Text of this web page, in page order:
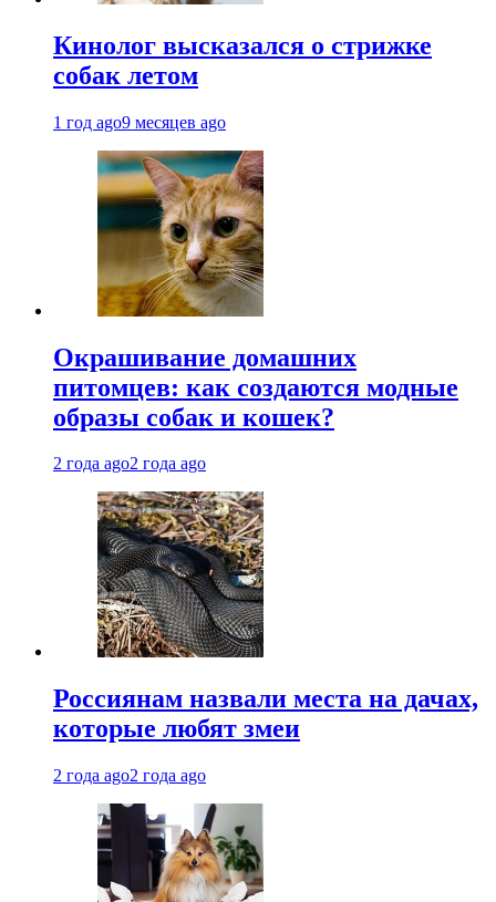
Кинолог высказался о стрижке
собак летом
1 год ago9 месяцев ago
Окрашивание домашних
питомцев: как создаются модные
образы собак и кошек?
2 года ago2 года ago
Россиянам назвали места на дачах,
которые любят змеи
2 года ago2 года ago